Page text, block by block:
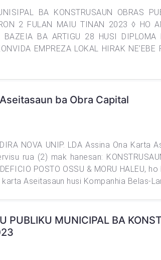
BA KONSTRUSAUN OBRAS
2 FULAN MAIU TINAN 2023 ◊ HO
BAZEIA BA ARTIGU 28 HUSI DIPLOMA
EMPREZA LOKAL HIRAK NE’EBE
ba Obra Capital
NOVA UNIP. LDA Assina Ona Karta
rua (2) mak hanesan:
POSTO OSSU & MORU HALEU,
Aseitasaun husi Kompanhia Belas-
PUBLIKU MUNICIPAL BA